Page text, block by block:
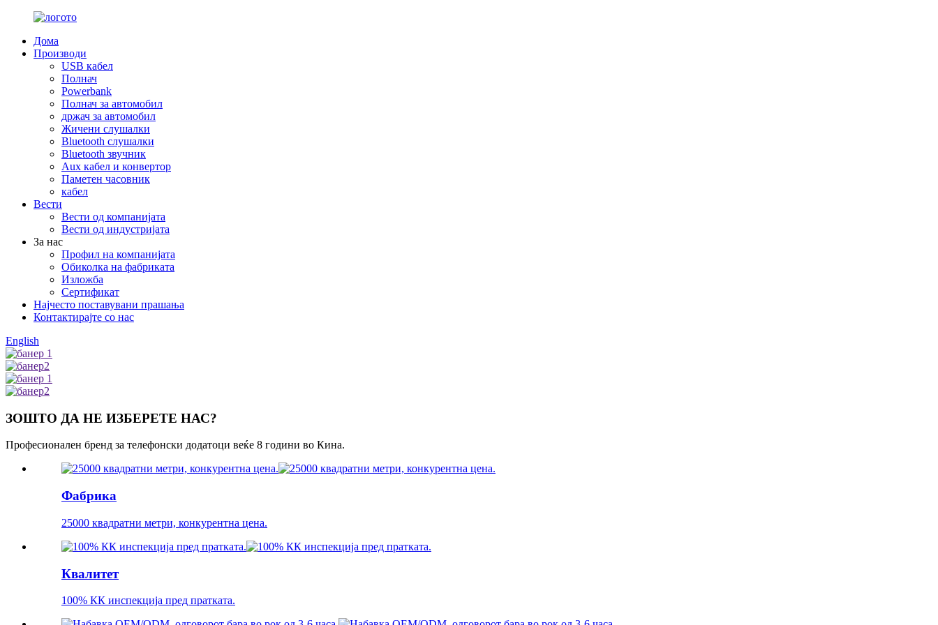
Дома
Производи
USB кабел
Полнач
Powerbank
Полнач за автомобил
држач за автомобил
Жичени слушалки
Bluetooth слушалки
Bluetooth звучник
Aux кабел и конвертор
Паметен часовник
кабел
Вести
Вести од компанијата
Вести од индустријата
За нас
Профил на компанијата
Обиколка на фабриката
Изложба
Сертификат
Најчесто поставувани прашања
Контактирајте со нас
English
ЗОШТО ДА НЕ ИЗБЕРЕТЕ НАС?
Професионален бренд за телефонски додатоци веќе 8 години во Кина.
Фабрика
25000 квадратни метри, конкурентна цена.
Квалитет
100% КК инспекција пред пратката.